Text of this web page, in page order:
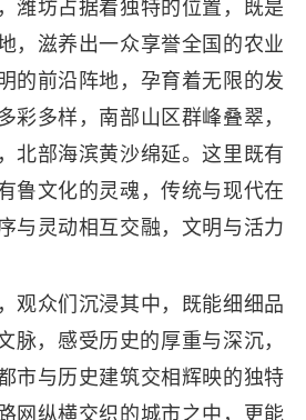
坊占据着独特的位置，既是
，滋养出一众享誉全国的农业
的前沿阵地，孕育着无限的发
彩多样，南部山区群峰叠翠，
北部海滨黄沙绵延。这里既有
鲁文化的灵魂，传统与现代在
与灵动相互交融，文明与活力
众们沉浸其中，既能细细品
脉，感受历史的厚重与深沉，
市与历史建筑交相辉映的独特
网纵横交织的城市之中，更能